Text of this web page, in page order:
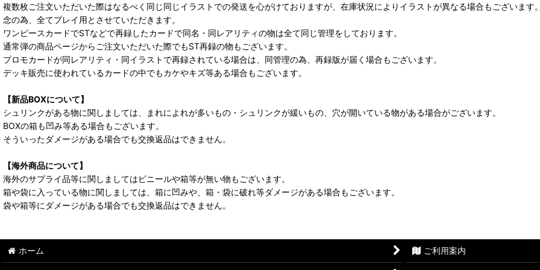
複数枚ご注文いただいた際はなるべく同じ同じイラストでの発送を心がけておりますが、在庫状況によりイラストが異なる場合もございます
念の為、全てプレイ用とさせていただきます。
ワンピースカードでSTなどで再録したカードで同名・同レアリティの物は全て同じ管理をしております。
通常弾の商品ページからご注文いただいた際でもST再録の物もございます。
プロモカードが同レアリティ・同イラストで再録されている場合は、同管理の為、再録版が届く場合もございます。
デッキ販売に使われているカードの中でもカケやキズ等ある場合もございます。
【新品BOXについて】
シュリンクがある物に関しましては、まれによれが多いもの・シュリンクが緩いもの、穴が開いている物がある場合がございます。
BOXの箱も凹み等ある場合もございます。
そういったダメージがある場合でも交換返品はできません。
【海外商品について】
海外のサプライ品等に関しましてはビニールや箱等が無い物もございます。
箱や袋に入っている物に関しましては、箱に凹みや、箱・袋に破れ等ダメージがある場合もございます。
袋や箱等にダメージがある場合でも交換返品はできません。
ホーム ご利用案内